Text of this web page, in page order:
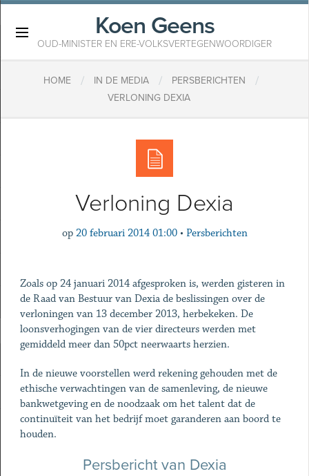
Koen Geens
OUD-MINISTER EN ERE-VOLKSVERTEGENWOORDIGER
HOME / IN DE MEDIA / PERSBERICHTEN /
VERLONING DEXIA
Verloning Dexia
op 20 februari 2014 01:00 • Persberichten
Zoals op 24 januari 2014 afgesproken is, werden gisteren in
de Raad van Bestuur van Dexia de beslissingen over de
verloningen van 13 december 2013, herbekeken. De
loonsverhogingen van de vier directeurs werden met
gemiddeld meer dan 50pct neerwaarts herzien.
In de nieuwe voorstellen werd rekening gehouden met de
ethische verwachtingen van de samenleving, de nieuwe
bankwetgeving en de noodzaak om het talent dat de
continuïteit van het bedrijf moet garanderen aan boord te
houden.
Persbericht van Dexia